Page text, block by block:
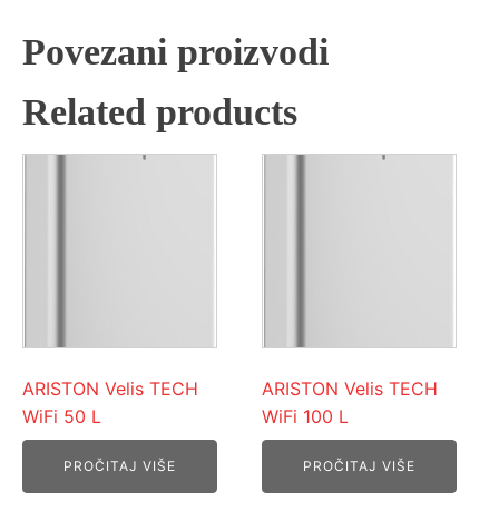
Povezani proizvodi
Related products
ARISTON Velis TECH
WiFi 50 L
PROČITAJ VIŠE
ARISTON Velis TECH
WiFi 100 L
PROČITAJ VIŠE